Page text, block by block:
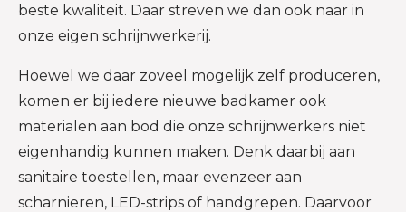
beste kwaliteit. Daar streven we dan ook naar in
onze eigen schrijnwerkerij.
Hoewel we daar zoveel mogelijk zelf produceren,
komen er bij iedere nieuwe badkamer ook
materialen aan bod die onze schrijnwerkers niet
eigenhandig kunnen maken. Denk daarbij aan
sanitaire toestellen, maar evenzeer aan
scharnieren, LED-strips of handgrepen. Daarvoor